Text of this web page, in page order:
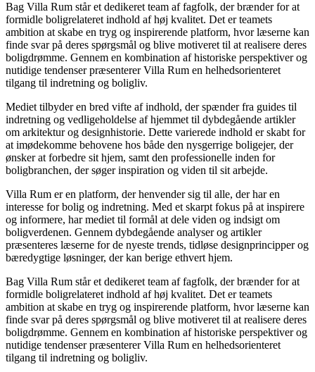
Bag Villa Rum står et dedikeret team af fagfolk, der brænder for at
formidle boligrelateret indhold af høj kvalitet. Det er teamets
ambition at skabe en tryg og inspirerende platform, hvor læserne kan
finde svar på deres spørgsmål og blive motiveret til at realisere deres
boligdrømme. Gennem en kombination af historiske perspektiver og
nutidige tendenser præsenterer Villa Rum en helhedsorienteret
tilgang til indretning og boligliv.
Mediet tilbyder en bred vifte af indhold, der spænder fra guides til
indretning og vedligeholdelse af hjemmet til dybdegående artikler
om arkitektur og designhistorie. Dette varierede indhold er skabt for
at imødekomme behovene hos både den nysgerrige boligejer, der
ønsker at forbedre sit hjem, samt den professionelle inden for
boligbranchen, der søger inspiration og viden til sit arbejde.
Villa Rum er en platform, der henvender sig til alle, der har en
interesse for bolig og indretning. Med et skarpt fokus på at inspirere
og informere, har mediet til formål at dele viden og indsigt om
boligverdenen. Gennem dybdegående analyser og artikler
præsenteres læserne for de nyeste trends, tidløse designprincipper og
bæredygtige løsninger, der kan berige ethvert hjem.
Bag Villa Rum står et dedikeret team af fagfolk, der brænder for at
formidle boligrelateret indhold af høj kvalitet. Det er teamets
ambition at skabe en tryg og inspirerende platform, hvor læserne kan
finde svar på deres spørgsmål og blive motiveret til at realisere deres
boligdrømme. Gennem en kombination af historiske perspektiver og
nutidige tendenser præsenterer Villa Rum en helhedsorienteret
tilgang til indretning og boligliv.